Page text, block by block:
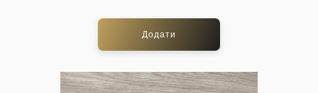
Додати